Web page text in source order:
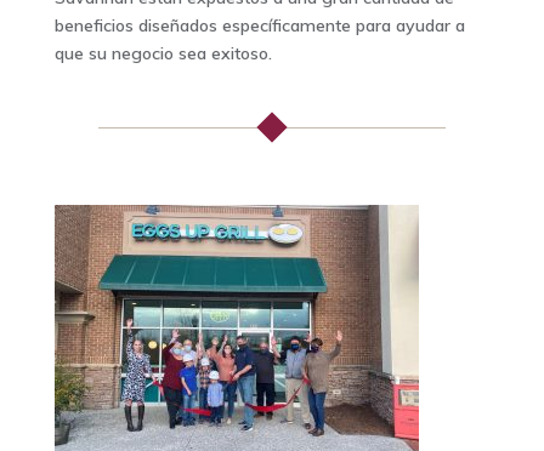
beneficios diseñados específicamente para ayudar a
que su negocio sea exitoso.